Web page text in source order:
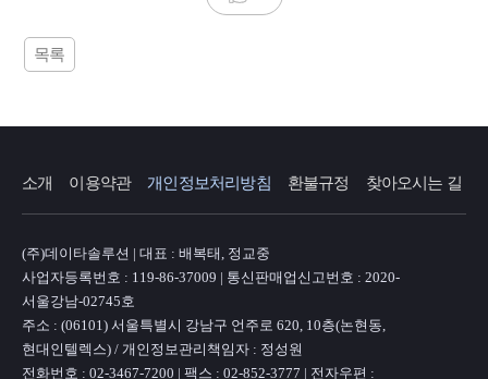
목록
소개 이용약관 개인정보처리방침 환불규정 찾아오시는 길
(주)데이타솔루션 | 대표 : 배복태, 정교중
사업자등록번호 : 119-86-37009 | 통신판매업신고번호 : 2020-
서울강남-02745호
주소 : (06101) 서울특별시 강남구 언주로 620, 10층(논현동,
현대인텔렉스) / 개인정보관리책임자 : 정성원
전화번호 : 02-3467-7200 | 팩스 : 02-852-3777 | 전자우편 :